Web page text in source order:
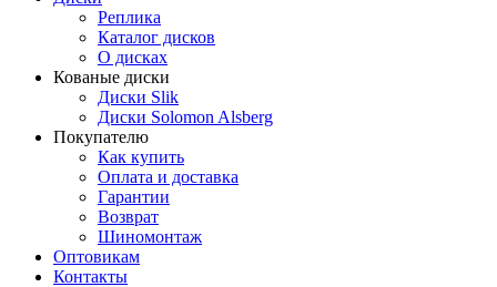
Реплика
Каталог дисков
О дисках
Кованые диски
Диски Slik
Диски Solomon Alsberg
Покупателю
Как купить
Оплата и доставка
Гарантии
Возврат
Шиномонтаж
Оптовикам
Контакты